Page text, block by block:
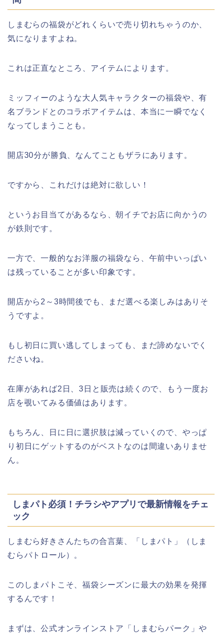
しまむらの福袋がどれくらいで売り切れちゃうのか、
気になりますよね。
これは正直なところ、アイテムによります。
ミッフィーのような大人気キャラクターの福袋や、有
名ブランドとのコラボアイテムは、本当に一瞬でなく
なってしまうことも。
開店30分が勝負、なんてこともザラにあります。
ですから、これだけは絶対に欲しい！
というお目当てがあるなら、朝イチでお店に向かうの
が鉄則です。
一方で、一般的なお洋服の福袋なら、午前中いっぱい
は残っていることが多い印象です。
開店から2～3時間後でも、まだ選べる楽しみはありそ
うですよ。
もし初日に買い逃してしまっても、まだ諦めないでく
ださいね。
在庫があれば2日、3日と販売は続くので、もう一度お
店を覗いてみる価値はあります。
もちろん、日に日に選択肢は減っていくので、やっぱ
り初日にゲットするのがベストなのは間違いありませ
ん。
しまパト必須！チラシやアプリで最新情報をチェ
ック
しまむら好きさんたちの合言葉、「しまパト」（しま
むらパトロール）。
このしまパトこそ、福袋シーズンに最大の効果を発揮
するんです！
まずは、公式オンラインストア「しまむらパーク」や